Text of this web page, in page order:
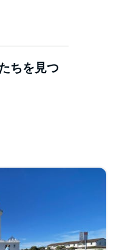
彼らは、この素晴らし
こと、愛していること
っています。
ちを見つ